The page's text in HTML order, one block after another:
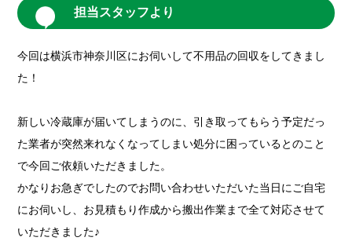
担当スタッフより
今回は横浜市神奈川区にお伺いして不用品の回収をしてきまし
た！
新しい冷蔵庫が届いてしまうのに、引き取ってもらう予定だっ
た業者が突然来れなくなってしまい処分に困っているとのこと
で今回ご依頼いただきました。
かなりお急ぎでしたのでお問い合わせいただいた当日にご自宅
にお伺いし、お見積もり作成から搬出作業まで全て対応させて
いただきました♪